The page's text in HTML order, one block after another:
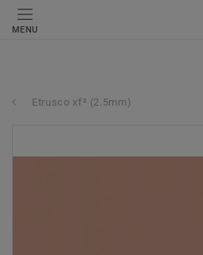
MENU
Etrusco xf² (2.5mm)